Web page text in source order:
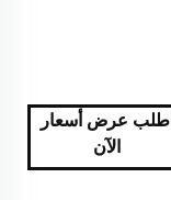
اطلب عرض أسعار
الآن